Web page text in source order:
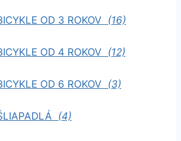
OD 3 ROKOV (16)
OD 4 ROKOV (12)
OD 6 ROKOV (3)
(4)